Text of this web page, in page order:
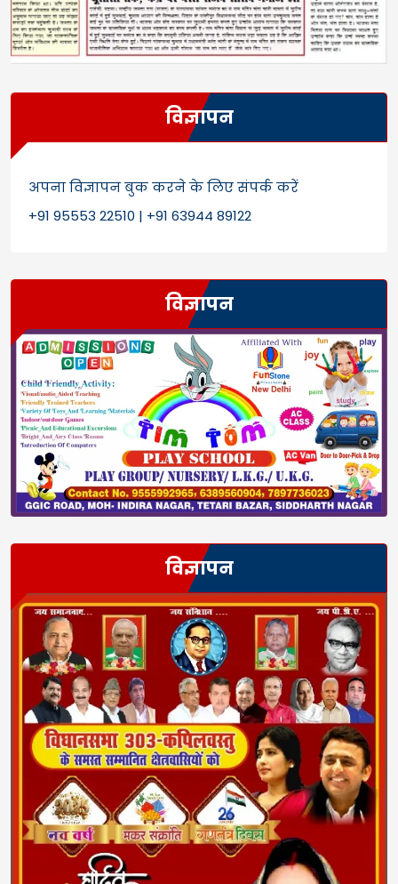
विज्ञापन
अपना विज्ञापन बुक करने के लिए संपर्क करें
+91 95553 22510 | +91 63944 89122
विज्ञापन
विज्ञापन